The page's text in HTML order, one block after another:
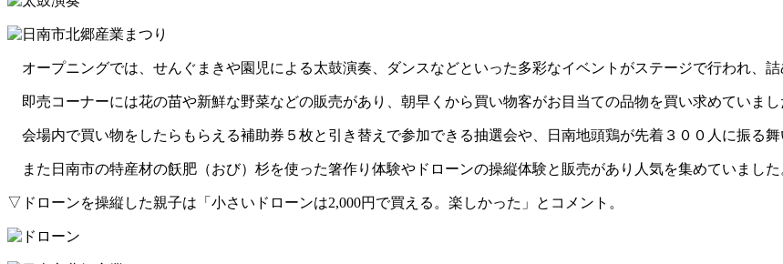
オープニングでは、せんぐまきや園児による太鼓演奏、ダンスなどといった多彩なイベントがステージで行われ、詰
即売コーナーには花の苗や新鮮な野菜などの販売があり、朝早くから買い物客がお目当ての品物を買い求めていまし
会場内で買い物をしたらもらえる補助券５枚と引き替えで参加できる抽選会や、日南地頭鶏が先着３００人に振る舞
また日南市の特産材の飫肥（おび）杉を使った箸作り体験やドローンの操縦体験と販売があり人気を集めていました
▽ドローンを操縦した親子は「小さいドローンは2,000円で買える。楽しかった」とコメント。